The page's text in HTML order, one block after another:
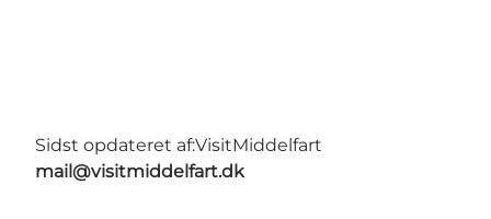
Sidst opdateret af:VisitMiddelfart
mail@visitmiddelfart.dk